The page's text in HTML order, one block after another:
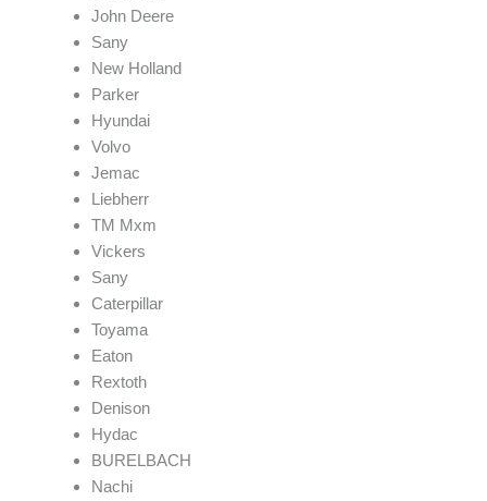
John Deere
Sany
New Holland
Parker
Hyundai
Volvo
Jemac
Liebherr
TM Mxm
Vickers
Sany
Caterpillar
Toyama
Eaton
Rextoth
Denison
Hydac
BURELBACH
Nachi